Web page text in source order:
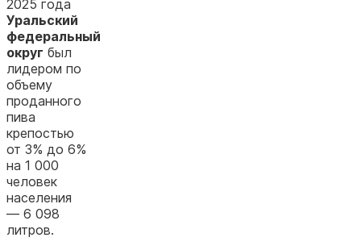
2025 года
Уральский
федеральный
округ был
лидером по
объему
проданного
пива
крепостью
от 3% до 6%
на 1 000
человек
населения
— 6 098
литров.